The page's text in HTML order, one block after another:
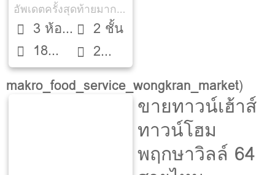
Watcharapol-
Sukhapiba]
อัพเดตครั้งสุดท้ายมากกว่า 30 วัน
3 ห้อง
นอน18
ตรว.
2 ชั้น
2
ห้องน้ำ
makro_food_service_wongkran_market)
ขายทาวน์เฮ้าส์
ทาวน์โฮม
พฤกษาวิลล์ 64